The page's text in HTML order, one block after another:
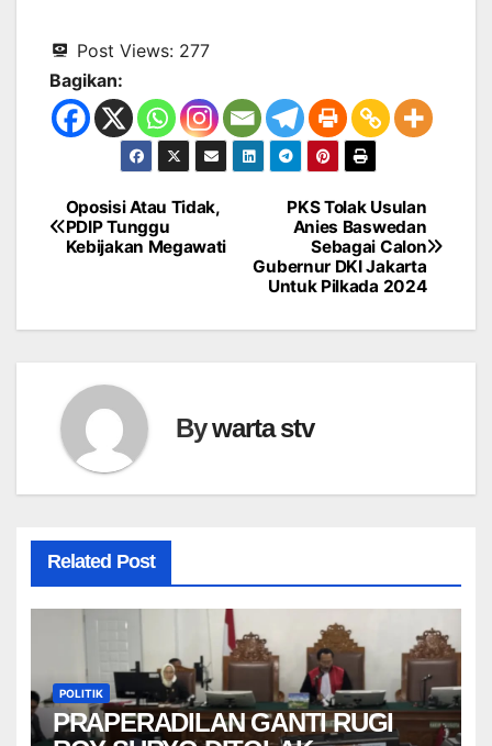
Post Views: 277
Bagikan:
Navigasi
pos
PKS Tolak Usulan
Anies Baswedan
Sebagai Calon
Gubernur DKI Jakarta
Untuk Pilkada 2024
Oposisi Atau Tidak,
PDIP Tunggu
Kebijakan Megawati
Bywarta stv
Related Post
POLITIK
PRAPERADILAN GANTI RUGI